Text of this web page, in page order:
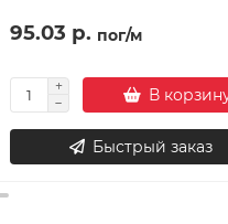
95.03 р. пог/м
В
Быстрый заказ